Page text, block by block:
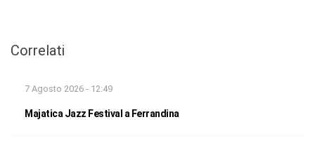
Correlati
7 Agosto 2026 - 12:49
Majatica Jazz Festival a Ferrandina